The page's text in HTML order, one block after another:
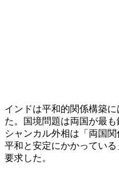
インドは平和的関係構築
た。国境問題は両国が最
シャンカル外相は「両国
平和と安定にかかってい
要求した。